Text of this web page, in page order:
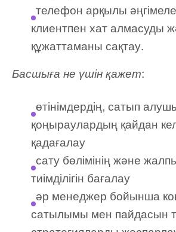
телефон арқылы
клиентпен хат алмасуды
құжаттаманы сақтау.
Басшыға не үшін қажет:
өтінімдердің, сатып
қоңыраулардың қайдан
қадағалау
сату бөлімінің және
тиімділігін бағалау
әр менеджер бойынша
сатылымы мен пайдасын